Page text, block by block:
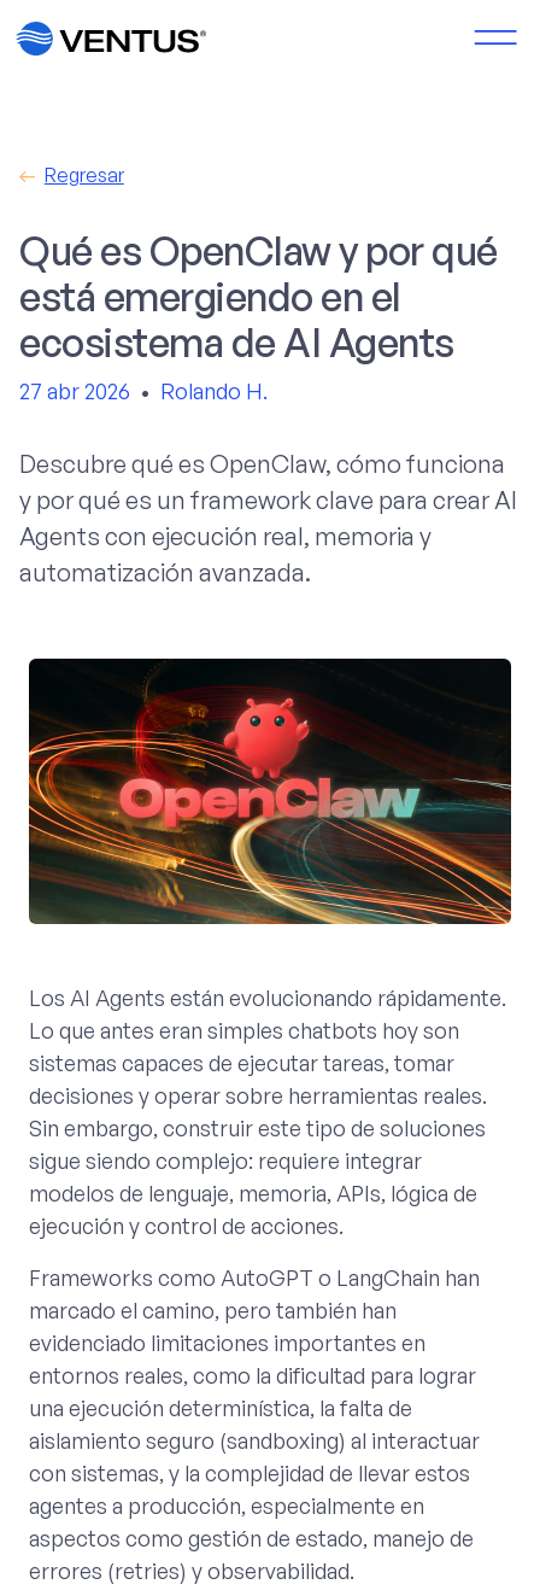
Regresar
Qué es OpenClaw y por qué
está emergiendo en el
ecosistema de AI Agents
27 abr 2026 • Rolando H.
Descubre qué es OpenClaw, cómo funciona
y por qué es un framework clave para crear AI
Agents con ejecución real, memoria y
automatización avanzada.
Los AI Agents están evolucionando rápidamente.
Lo que antes eran simples chatbots hoy son
sistemas capaces de ejecutar tareas, tomar
decisiones y operar sobre herramientas reales.
Sin embargo, construir este tipo de soluciones
sigue siendo complejo: requiere integrar
modelos de lenguaje, memoria, APIs, lógica de
ejecución y control de acciones.
Frameworks como AutoGPT o LangChain han
marcado el camino, pero también han
evidenciado limitaciones importantes en
entornos reales, como la dificultad para lograr
una ejecución determinística, la falta de
aislamiento seguro (sandboxing) al interactuar
con sistemas, y la complejidad de llevar estos
agentes a producción, especialmente en
aspectos como gestión de estado, manejo de
errores (retries) y observabilidad.